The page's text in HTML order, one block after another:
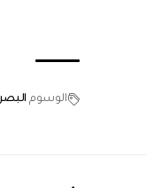
الوسوم